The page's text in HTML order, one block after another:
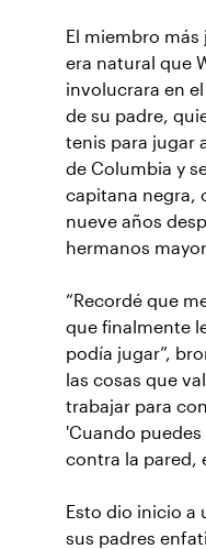
El miembro
era natural que
involucrara en
de su padre,
tenis para jugar
de Columbia y
capitana negra,
nueve años
hermanos
“Recordé que
que finalmente
podía jugar”,
las cosas que
trabajar para
'Cuando
contra la pared,
Esto dio inicio a
sus padres